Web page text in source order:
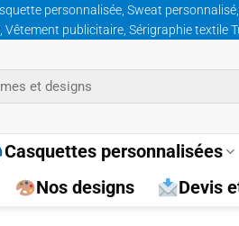
personnalisée, Sweat
publicitaire, Sérigraphie textile
Casquettes personnalisées
Nos designs
Devis